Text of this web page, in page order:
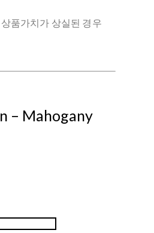
품가치가 상실된 경우
– Mahogany